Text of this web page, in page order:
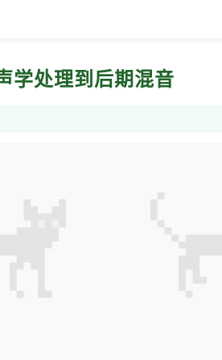
学处理到后期混音